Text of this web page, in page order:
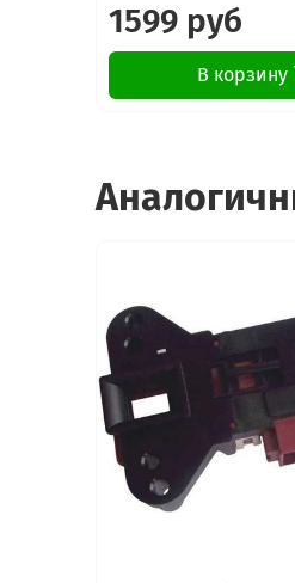
1599 руб
В корзину